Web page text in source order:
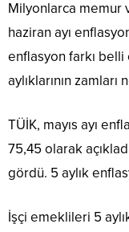
Milyonlarca memur
haziran ayı
enflasyon farkı
aylıklarının zamları
TÜİK, mayıs ayı
75,45 olarak
gördü. 5 aylık
İşçi emeklileri 5